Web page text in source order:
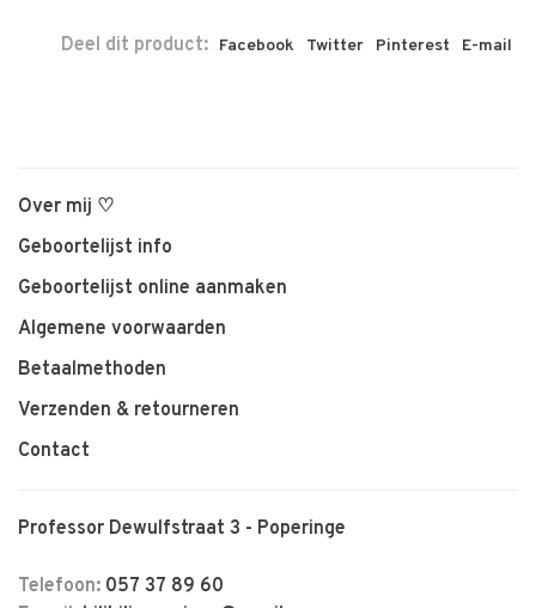
Deel dit product: Facebook Twitter Pinterest E-mail
Over mij ♡
Geboortelijst info
Geboortelijst online aanmaken
Algemene voorwaarden
Betaalmethoden
Verzenden & retourneren
Contact
Professor Dewulfstraat 3 - Poperinge
Telefoon: 057 37 89 60